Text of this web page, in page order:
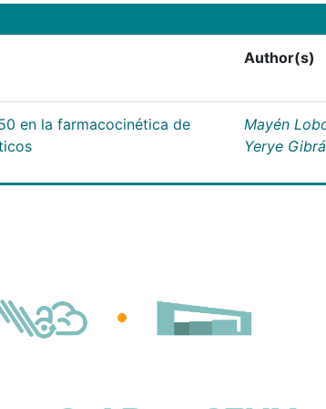
Author(s)
en la farmacocinética de
Mayén
Yerye